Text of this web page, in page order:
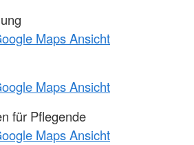
Maps Ansicht
Maps Ansicht
für Pflegende
Maps Ansicht